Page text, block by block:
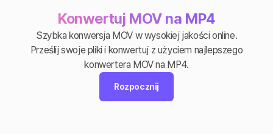
Konwertuj MOV na MP4
Szybka konwersja MOV w wysokiej jakości online.
Prześlij swoje pliki i konwertuj z użyciem najlepszego
konwertera MOV na MP4.
Rozpocznij